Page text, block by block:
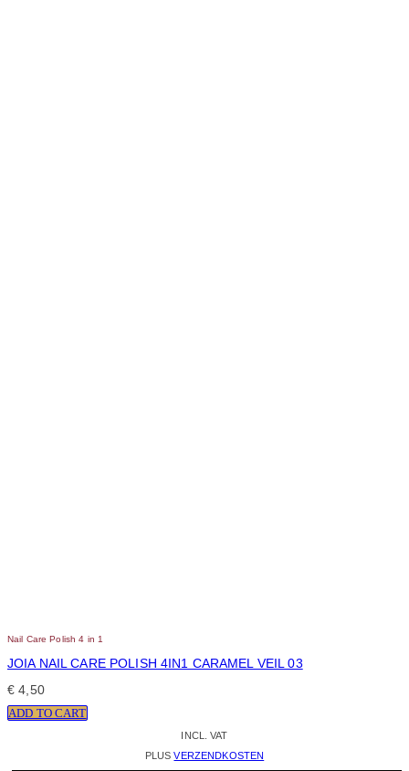
Nail Care Polish 4 in 1
JOIA NAIL CARE POLISH 4IN1 CARAMEL VEIL 03
€ 4,50
ADD TO CART
INCL. VAT
PLUSVERZENDKOSTEN